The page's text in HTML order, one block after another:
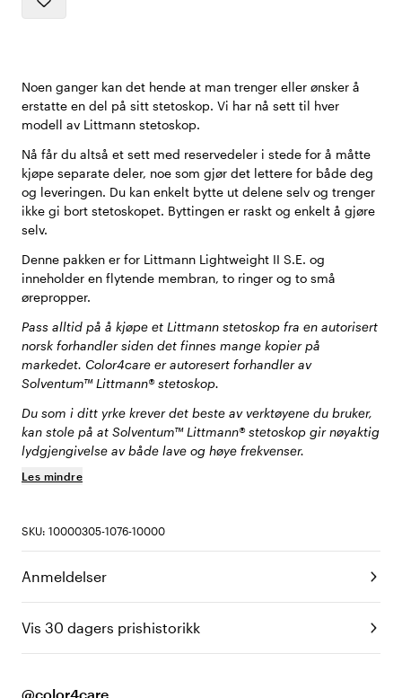
Noen ganger kan det hende at man trenger eller ønsker å
erstatte en del på sitt stetoskop. Vi har nå sett til hver
modell av Littmann stetoskop.
Nå får du altså et sett med reservedeler i stede for å måtte
kjøpe separate deler, noe som gjør det lettere for både deg
og leveringen. Du kan enkelt bytte ut delene selv og trenger
ikke gi bort stetoskopet. Byttingen er raskt og enkelt å gjøre
selv.
Denne pakken er for Littmann Lightweight II S.E. og
inneholder en flytende membran, to ringer og to små
ørepropper.
Pass alltid på å kjøpe et Littmann stetoskop fra en autorisert
norsk forhandler siden det finnes mange kopier på
markedet. Color4care er autoresert forhandler av
Solventum™ Littmann® stetoskop.
Du som i ditt yrke krever det beste av verktøyene du bruker,
kan stole på at Solventum™ Littmann® stetoskop gir nøyaktig
lydgjengivelse av både lave og høye frekvenser.
Les mindre
SKU: 10000305-1076-10000
Anmeldelser
Vis 30 dagers prishistorikk
@color4care